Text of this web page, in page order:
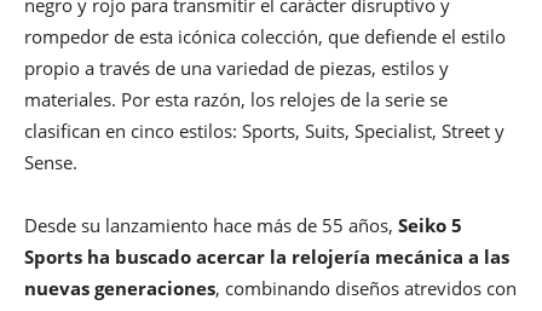
rompedor de esta icónica colección, que defiende el estilo
propio a través de una variedad de piezas, estilos y
materiales. Por esta razón, los relojes de la serie se
clasifican en cinco estilos: Sports, Suits, Specialist, Street y
Sense.
Desde su lanzamiento hace más de 55 años, Seiko 5
Sports ha buscado acercar la relojería mecánica a las
nuevas generaciones, combinando diseños atrevidos con